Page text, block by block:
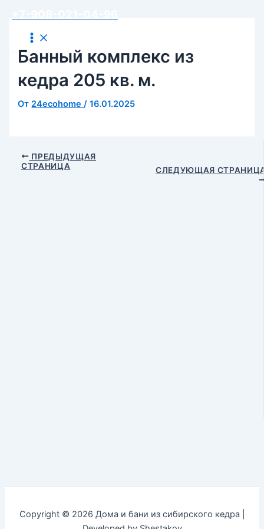
содержимому
Menu
Банный комплекс из
кедра 205 кв. м.
От 24ecohome/16.01.2025
по
записям
ПРЕДЫДУЩАЯ
СТРАНИЦА
СЛЕДУЮЩАЯ
Copyright © 2026 Дома и бани из сибирского кедра |